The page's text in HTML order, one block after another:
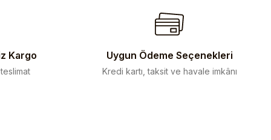
Kargo Uygun Ödeme Seçenekleri
Kredi kartı, taksit ve havale imkânı